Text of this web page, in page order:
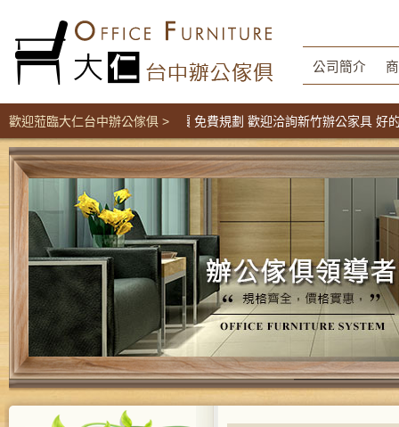
公司簡介
歡迎蒞臨大仁台中辦公傢俱 >
隔間辦公家具工廠直營價 免費規劃 歡迎洽詢新竹辦公家具 好的台